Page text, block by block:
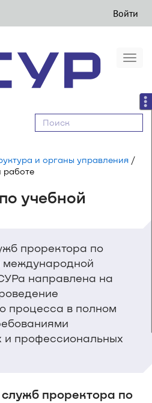
Войти
и органы управления /
работе
учебной
проректора по
международной
направлена на
процесса в полном
и профессиональных
проректора по